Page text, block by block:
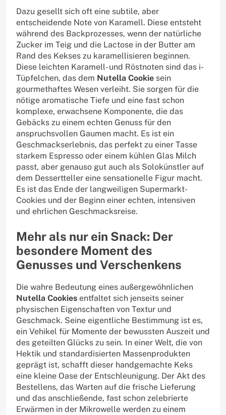
Dazu gesellt sich oft eine subtile, aber
entscheidende Note von Karamell. Diese entsteht
während des Backprozesses, wenn der natürliche
Zucker im Teig und die Lactose in der Butter am
Rand des Kekses zu karamellisieren beginnen.
Diese leichten Karamell- und Röstnoten sind das i-
Tüpfelchen, das dem Nutella Cookie sein
gourmethaftes Wesen verleiht. Sie sorgen für die
nötige aromatische Tiefe und eine fast schon
komplexe, erwachsene Komponente, die das
Gebäcks zu einem echten Genuss für den
anspruchsvollen Gaumen macht. Es ist ein
Geschmackserlebnis, das perfekt zu einer Tasse
starkem Espresso oder einem kühlen Glas Milch
passt, aber genauso gut auch als Solokünstler auf
dem Dessertteller eine sensationelle Figur macht.
Es ist das Ende der langweiligen Supermarkt-
Cookies und der Beginn einer echten, intensiven
und ehrlichen Geschmacksreise.
Mehr als nur ein Snack: Der
besondere Moment des
Genusses und Verschenkens
Die wahre Bedeutung eines außergewöhnlichen
Nutella Cookies entfaltet sich jenseits seiner
physischen Eigenschaften von Textur und
Geschmack. Seine eigentliche Bestimmung ist es,
ein Vehikel für Momente der bewussten Auszeit und
des geteilten Glücks zu sein. In einer Welt, die von
Hektik und standardisierten Massenprodukten
geprägt ist, schafft dieser handgemachte Keks
eine kleine Oase der Entschleunigung. Der Akt des
Bestellens, das Warten auf die frische Lieferung
und das anschließende, fast schon zelebrierte
Erwärmen in der Mikrowelle werden zu einem